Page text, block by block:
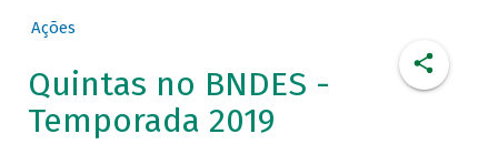
Ações
Quintas no BNDES -
Temporada 2019